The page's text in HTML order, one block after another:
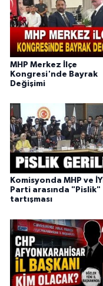
MHP Merkez İlçe
Kongresi'nde Bayrak
Değişimi
Komisyonda MHP ve İYİ
Parti arasında "Pislik"
tartışması